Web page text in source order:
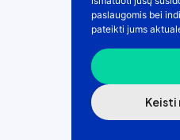
paslaugomis bei
pateikti jums
Keisti